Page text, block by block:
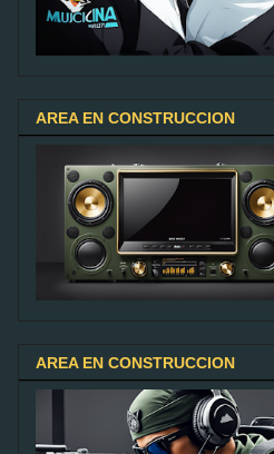
AREA EN CONSTRUCCION
AREA EN CONSTRUCCION